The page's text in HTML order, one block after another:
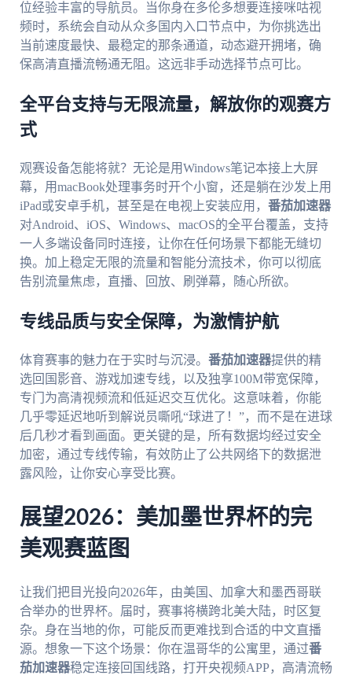
位经验丰富的导航员。当你身在多伦多想要连接咪咕视
频时，系统会自动从众多国内入口节点中，为你挑选出
当前速度最快、最稳定的那条通道，动态避开拥堵，确
保高清直播流畅通无阻。这远非手动选择节点可比。
全平台支持与无限流量，解放你的观赛方
式
观赛设备怎能将就？无论是用Windows笔记本接上大屏
幕，用macBook处理事务时开个小窗，还是躺在沙发上用
iPad或安卓手机，甚至是在电视上安装应用， 番茄加速器
对Android、iOS、Windows、macOS的全平台覆盖，支持
一人多端设备同时连接，让你在任何场景下都能无缝切
换。加上稳定无限的流量和智能分流技术，你可以彻底
告别流量焦虑，直播、回放、刷弹幕，随心所欲。
专线品质与安全保障，为激情护航
体育赛事的魅力在于实时与沉浸。 番茄加速器提供的精
选回国影音、游戏加速专线，以及独享100M带宽保障，
专门为高清视频流和低延迟交互优化。这意味着，你能
几乎零延迟地听到解说员嘶吼“球进了！”，而不是在进球
后几秒才看到画面。更关键的是，所有数据均经过安全
加密，通过专线传输，有效防止了公共网络下的数据泄
露风险，让你安心享受比赛。
展望2026：美加墨世界杯的完
美观赛蓝图
让我们把目光投向2026年，由美国、加拿大和墨西哥联
合举办的世界杯。届时，赛事将横跨北美大陆，时区复
杂。身在当地的你，可能反而更难找到合适的中文直播
源。想象一下这个场景：你在温哥华的公寓里，通过番
茄加速器稳定连接回国线路，打开央视频APP，高清流畅